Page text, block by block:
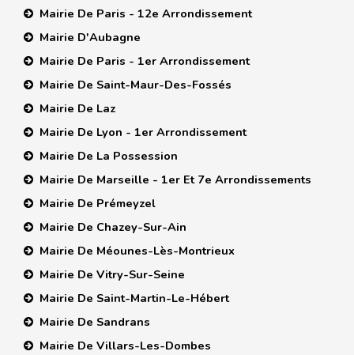
Mairie De Paris - 12e Arrondissement
Mairie D'Aubagne
Mairie De Paris - 1er Arrondissement
Mairie De Saint-Maur-Des-Fossés
Mairie De Laz
Mairie De Lyon - 1er Arrondissement
Mairie De La Possession
Mairie De Marseille - 1er Et 7e Arrondissements
Mairie De Prémeyzel
Mairie De Chazey-Sur-Ain
Mairie De Méounes-Lès-Montrieux
Mairie De Vitry-Sur-Seine
Mairie De Saint-Martin-Le-Hébert
Mairie De Sandrans
Mairie De Villars-Les-Dombes